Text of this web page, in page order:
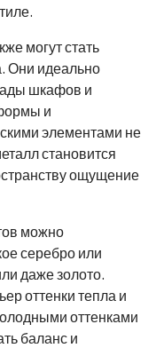
могут стать
Они идеально
шкафов и
и
элементами не
становится
ощущение
можно
серебро или
даже золото.
оттенки тепла и
оттенками
баланс и